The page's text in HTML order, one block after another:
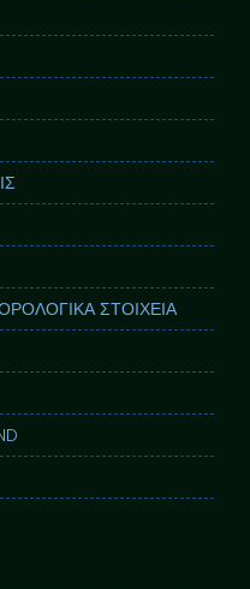
ΣΤΟΙΧΕΙΑ